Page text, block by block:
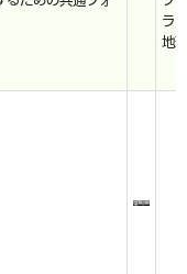
ラ・
地理